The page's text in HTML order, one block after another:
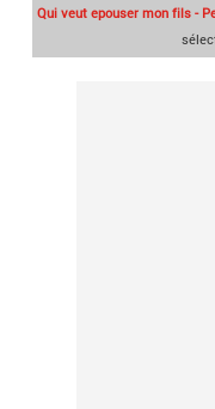
Qui veut epouser mon fils -